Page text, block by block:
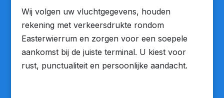
Wij volgen uw vluchtgegevens, houden
rekening met verkeersdrukte rondom
Easterwierrum en zorgen voor een soepele
aankomst bij de juiste terminal. U kiest voor
rust, punctualiteit en persoonlijke aandacht.